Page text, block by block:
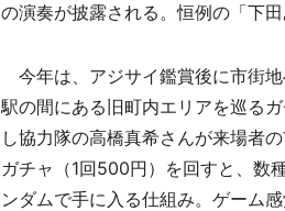
の演奏が披露される。恒例の「下
今年は、アジサイ鑑賞後に市街
駅の間にある旧町内エリアを巡る
し協力隊の高橋真希さんが来場者
ガチャ（1回500円）を回すと、数
ンダムで手に入る仕組み。ゲーム